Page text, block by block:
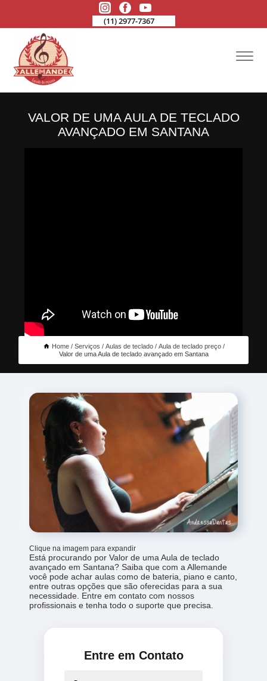
(11) 2977-7367
VALOR DE UMA AULA DE TECLADO
AVANÇADO EM SANTANA
Home Serviços Aulas de teclado
Aula de teclado preço
Valor de uma Aula de teclado avançado em Santana
Clique na imagem para expandir
Está procurando por Valor de uma Aula de teclado
avançado em Santana? Saiba que com a Allemande
você pode achar aulas como de bateria, piano e canto,
entre outras opções que são oferecidas para a sua
necessidade. Entre em contato com nossos
profissionais e tenha todo o suporte que precisa.
Entre em Contato